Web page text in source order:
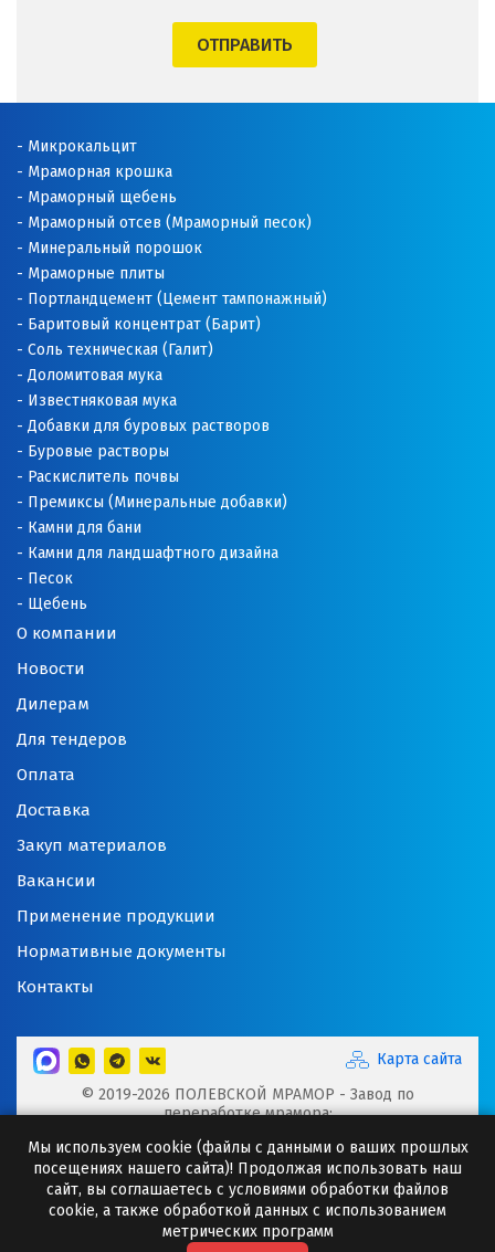
ОТПРАВИТЬ
О компании
Новости
Дилерам
Для тендеров
Оплата
Доставка
Закуп материалов
Вакансии
Применение продукции
Нормативные документы
Контакты
Микрокальцит
Мраморная крошка
Мраморный щебень
Мраморный отсев (Мраморный песок)
Минеральный порошок
Мраморные плиты
Портландцемент (Цемент тампонажный)
Баритовый концентрат (Барит)
Соль техническая (Галит)
Доломитовая мука
Известняковая мука
Добавки для буровых растворов
Буровые растворы
Раскислитель почвы
Премиксы (Минеральные добавки)
Камни для бани
Камни для ландшафтного дизайна
Песок
Щебень
Карта сайта
© 2019-2026 ПОЛЕВСКОЙ МРАМОР - Завод по
переработке мрамора:
Минеральные порошки, Добавки для буровых растворов
Сайт носит исключительно информационный характер и
ни при каких случаях информация не может являться
публичной офертой.
Любое копирование информации с сайта разрешено
Мы используем cookie (файлы с данными о ваших прошлых
посещениях нашего сайта)! Продолжая использовать наш
сайт, вы соглашаетесь с условиями обработки файлов
cookie, а также обработкой данных с использованием
метрических программ